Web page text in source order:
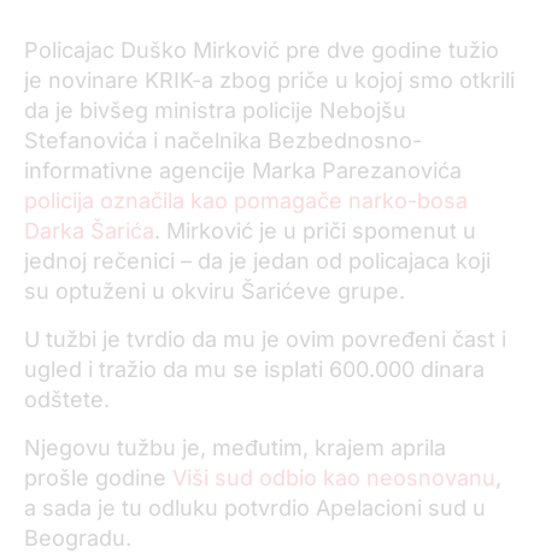
Policajac Duško Mirković pre dve godine tužio
je novinare KRIK-a zbog priče u kojoj smo otkrili
da je bivšeg ministra policije Nebojšu
Stefanovića i načelnika Bezbednosno-
informativne agencije Marka Parezanovića
policija označila kao pomagače narko-bosa
Darka Šarića. Mirković je u priči spomenut u
jednoj rečenici – da je jedan od policajaca koji
su optuženi u okviru Šarićeve grupe.
U tužbi je tvrdio da mu je ovim povređeni čast i
ugled i tražio da mu se isplati 600.000 dinara
odštete.
Njegovu tužbu je, međutim, krajem aprila
prošle godine Viši sud odbio kao neosnovanu,
a sada je tu odluku potvrdio Apelacioni sud u
Beogradu.